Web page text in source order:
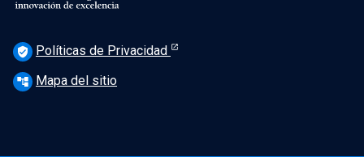
verified_user Políticas de Privacidad
account_tree Mapa del sitio